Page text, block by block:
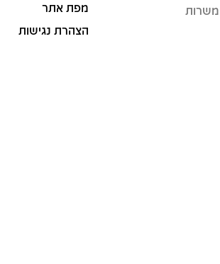
משרות
מפת אתר
הצהרת נגישות